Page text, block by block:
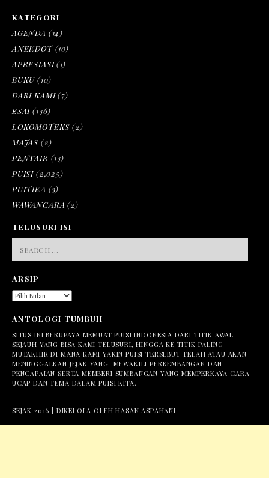
KATEGORI
AGENDA (14)
ANEKDOT(10)
APRESIASI(1)
BUKU (10)
DARI KAMI(7)
ESAI (136)
LOKOMOTEKS (2)
MAJAS (2)
PENYAIR (13)
PUISI (2,025)
PUITIKA (3)
WAWANCARA (2)
TELUSURI ISI
FOR:
ARSIP
ARSIP
ANTOLOGI TUMBUH
SITUS INI BERUPAYA MEMUAT PUISI INDONESIA DARI TITIK AWAL
SEJAUH YANG BISA KAMI TELUSURI, HINGGA KE TITIK PALING
MUTAKHIR DI MANA KAMI YAKIN PUISI TERSEBUT TELAH ATAU AKAN
MENINGGALKAN JEJAK YANG MEWAKILI PERKEMBANGAN DAN
PENCAPAIAN SERTA MEMBERI SUMBANGAN YANG MEMPERKAYA CARA
UCAP DAN TEMA DALAM PUISI KITA.
SEJAK 2016 | DIKELOLA OLEH HASAN ASPAHANI